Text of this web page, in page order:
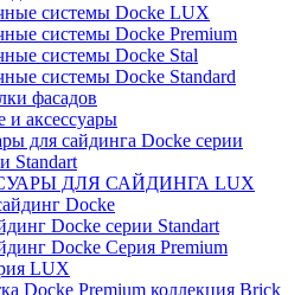
системы Docke LUX
системы Docke Premium
системы Docke Stal
системы Docke Standard
фасадов
и аксессуары
для сайдинга Docke серии
Standart
ДЛЯ САЙДИНГА LUX
Docke
Docke серии Standart
Docke Серия Premium
LUX
Docke Premium коллекция Brick